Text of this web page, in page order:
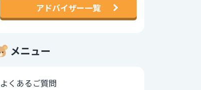
アドバイザー一覧
メニュー
よくあるご質問